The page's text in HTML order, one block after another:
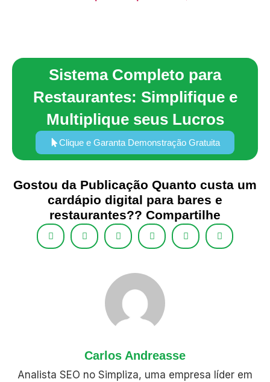
Sistema Completo para
Restaurantes: Simplifique e
Multiplique seus Lucros
Clique e Garanta Demonstração Gratuita
Gostou da Publicação Quanto custa um
cardápio digital para bares e
restaurantes?? Compartilhe
Carlos Andreasse
Analista SEO no Simpliza, uma empresa líder em